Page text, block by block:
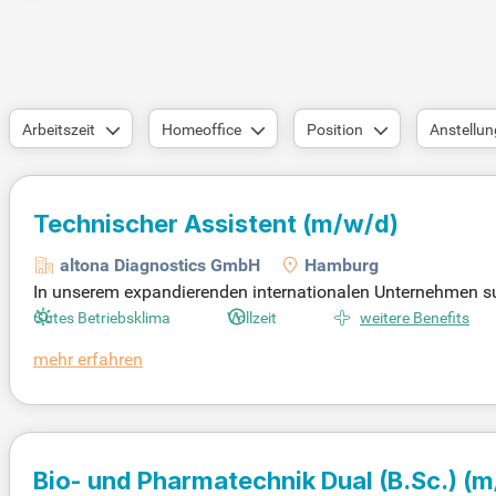
Arbeitszeit Homeoffice Position
Technischer Assistent (m/w/d)
altona Diagnostics GmbH
Hamburg
In unserem expandierenden internationalen Unternehmen
en im Warenwirtschaftssystem. Bewerber sollten eine
ert auf eine selbstständige, sorgfältige Arbeitsweise und
Gutes Betriebsklima Vollzeit weitere Benefits
mehr erfahren
Bio- und Pharmatechnik Dual (B.Sc.)